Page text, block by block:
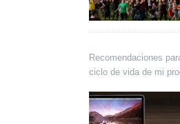
Recomendaciones
ciclo de vida de mi